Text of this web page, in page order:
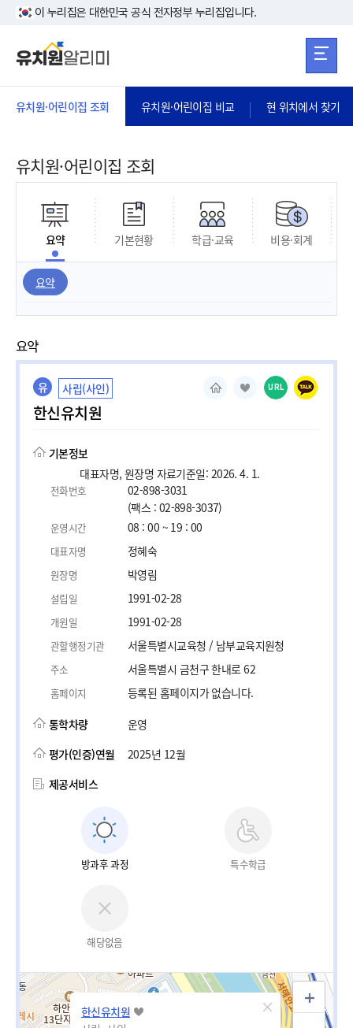
본문 바로가기
이 누리집은 대한민국 공식 전자정부 누리집입니다.
유치원·어린이집 조회 유치원·어린이집 비교 현 위치에서 찾기
유치원·어린이집 조회
요약 기본현황 학급·교육 비용·회계
요약
요약
유 사립(사인)
한신유치원
URL
기본정보
대표자명, 원장명 자료기준일: 2026. 4. 1.
전화번호
02-898-3031
(팩스 : 02-898-3037)
운영시간 08 : 00 ~ 19 : 00
대표자명 정혜숙
원장명 박영림
설립일 1991-02-28
개원일 1991-02-28
관할행정기관 서울특별시교육청 / 남부교육지원청
주소 서울특별시 금천구 한내로 62
홈페이지
등록된 홈페이지가 없습니다.
통학차량
운영
평가(인증)연월
2025년 12월
제공서비스
방과후 과정 특수학급
해당없음
한신유치원